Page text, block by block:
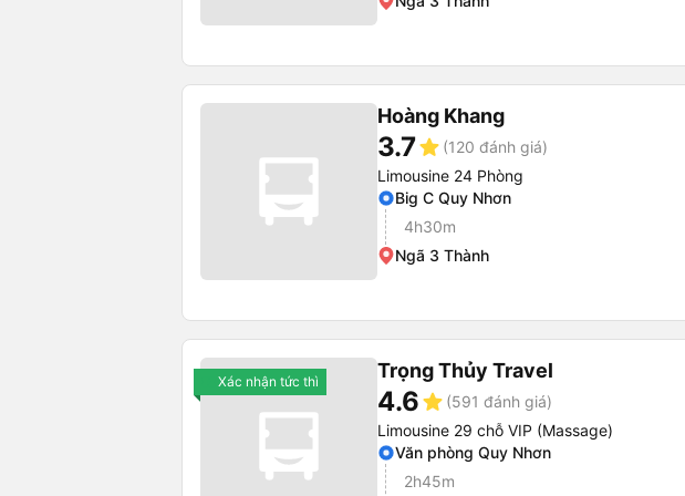
Hoàng Khang
3.7star (120 đánh giá)
Limousine 24 Phòng
Big C Quy Nhơn
4h30m
Ngã 3 Thành
Xác nhận tức thì Trọng Thủy Travel
4.6star (591 đánh giá)
Limousine 29 chỗ VIP (Massage)
Văn phòng Quy Nhơn
2h45m